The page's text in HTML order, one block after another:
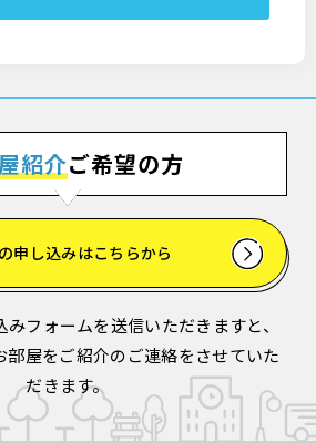
紹介ご希望の方
申し込みはこちらから
フォームを送信いただきますと、
部屋をご紹介のご連絡をさせていた
だきます。